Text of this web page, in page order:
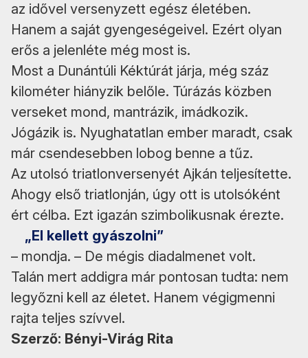
az idővel versenyzett egész életében.
Hanem a saját gyengeségeivel. Ezért olyan
erős a jelenléte még most is.
Most a Dunántúli Kéktúrát járja, még száz
kilométer hiányzik belőle. Túrázás közben
verseket mond, mantrázik, imádkozik.
Jógázik is. Nyughatatlan ember maradt, csak
már csendesebben lobog benne a tűz.
Az utolsó triatlonversenyét Ajkán teljesítette.
Ahogy első triatlonján, úgy ott is utolsóként
ért célba. Ezt igazán szimbolikusnak érezte.
„El kellett gyászolni”
– mondja. – De mégis diadalmenet volt.
Talán mert addigra már pontosan tudta: nem
legyőzni kell az életet. Hanem végigmenni
rajta teljes szívvel.
Szerző: Bényi-Virág Rita